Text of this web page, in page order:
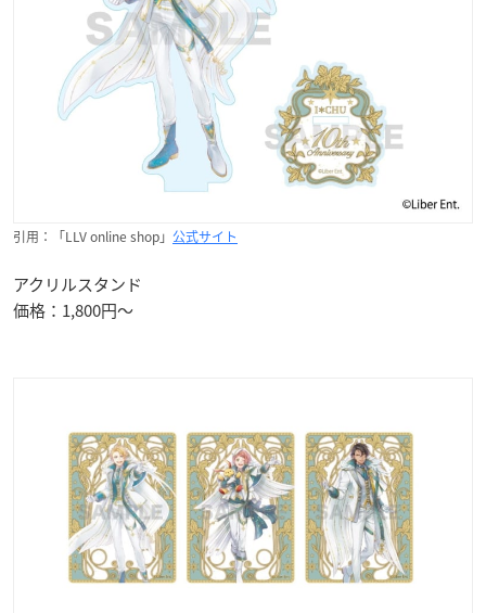
引用：「LLV online shop」 公式サイト
アクリルスタンド
価格：1,800円～